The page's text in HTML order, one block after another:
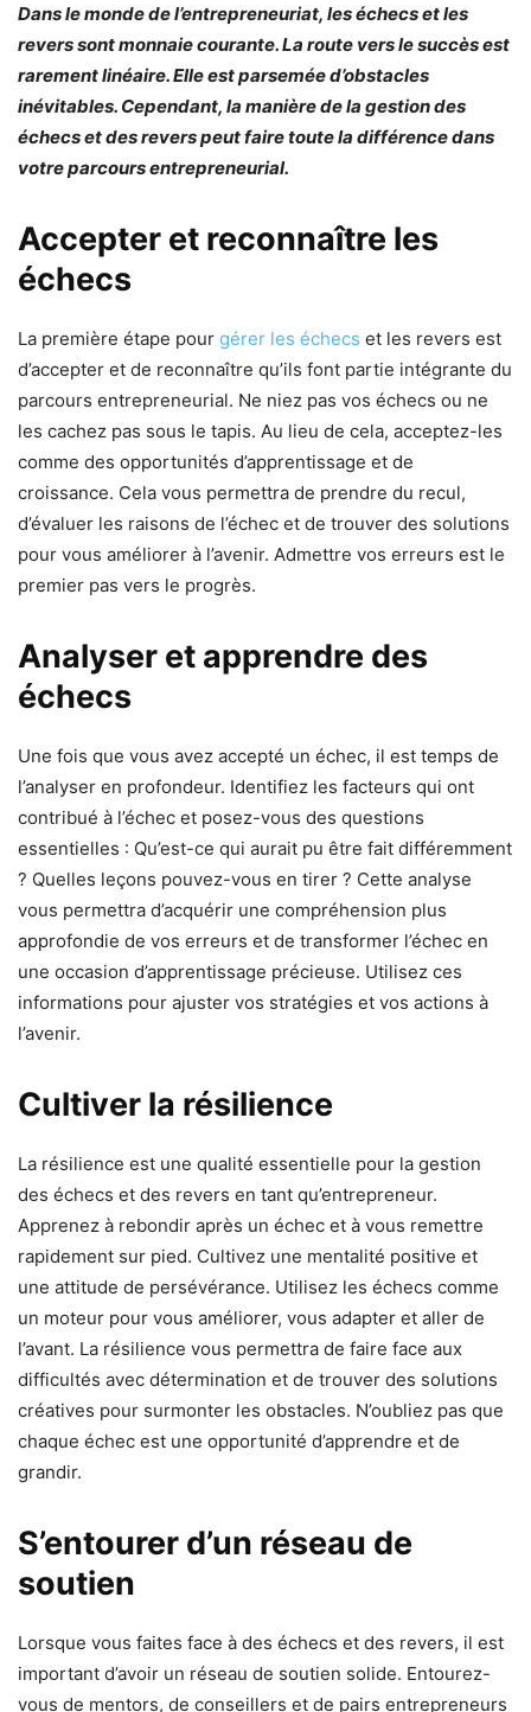
Dans le monde de l’entrepreneuriat, les échecs et les
revers sont monnaie courante. La route vers le succès est
rarement linéaire. Elle est parsemée d’obstacles
inévitables. Cependant, la manière de la gestion des
échecs et des revers peut faire toute la différence dans
votre parcours entrepreneurial.
Accepter et reconnaître les
échecs
La première étape pour gérer les échecs et les revers est
d’accepter et de reconnaître qu’ils font partie intégrante du
parcours entrepreneurial. Ne niez pas vos échecs ou ne
les cachez pas sous le tapis. Au lieu de cela, acceptez-les
comme des opportunités d’apprentissage et de
croissance. Cela vous permettra de prendre du recul,
d’évaluer les raisons de l’échec et de trouver des solutions
pour vous améliorer à l’avenir. Admettre vos erreurs est le
premier pas vers le progrès.
Analyser et apprendre des
échecs
Une fois que vous avez accepté un échec, il est temps de
l’analyser en profondeur. Identifiez les facteurs qui ont
contribué à l’échec et posez-vous des questions
essentielles : Qu’est-ce qui aurait pu être fait différemment
? Quelles leçons pouvez-vous en tirer ? Cette analyse
vous permettra d’acquérir une compréhension plus
approfondie de vos erreurs et de transformer l’échec en
une occasion d’apprentissage précieuse. Utilisez ces
informations pour ajuster vos stratégies et vos actions à
l’avenir.
Cultiver la résilience
La résilience est une qualité essentielle pour la gestion
des échecs et des revers en tant qu’entrepreneur.
Apprenez à rebondir après un échec et à vous remettre
rapidement sur pied. Cultivez une mentalité positive et
une attitude de persévérance. Utilisez les échecs comme
un moteur pour vous améliorer, vous adapter et aller de
l’avant. La résilience vous permettra de faire face aux
difficultés avec détermination et de trouver des solutions
créatives pour surmonter les obstacles. N’oubliez pas que
chaque échec est une opportunité d’apprendre et de
grandir.
S’entourer d’un réseau de
soutien
Lorsque vous faites face à des échecs et des revers, il est
important d’avoir un réseau de soutien solide. Entourez-
vous de mentors, de conseillers et de pairs entrepreneurs